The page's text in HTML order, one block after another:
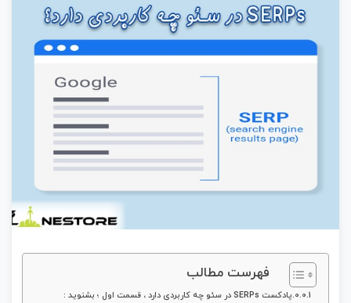
فهرست مطالب
پادکست SERPs در سئو چه کاربردی دارد ، قسمت اول ؛ بشنوید :